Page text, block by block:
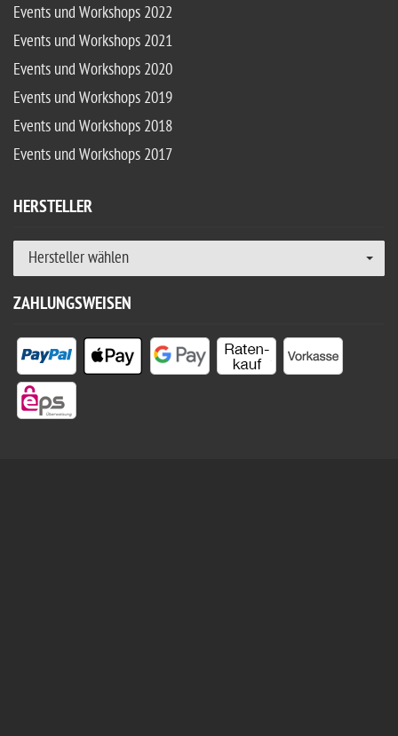
Events und Workshops 2022
Events und Workshops 2021
Events und Workshops 2020
Events und Workshops 2019
Events und Workshops 2018
Events und Workshops 2017
HERSTELLER
Hersteller wählen
ZAHLUNGSWEISEN